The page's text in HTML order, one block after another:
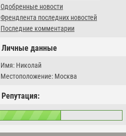
Одобренные новости
Френдлента последних новостей
Последние комментарии
Личные данные
Имя: Николай
Местоположение: Москва
Репутация: